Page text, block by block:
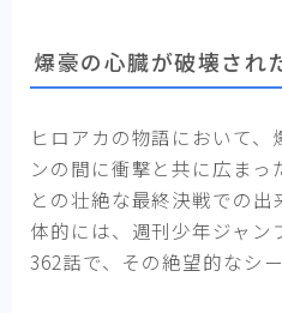
爆豪の心臓が破壊され
ヒロアカの物語において、
ンの間に衝撃と共に広ま
との壮絶な最終決戦での出
体的には、週刊少年ジャン
362話で、その絶望的なシ